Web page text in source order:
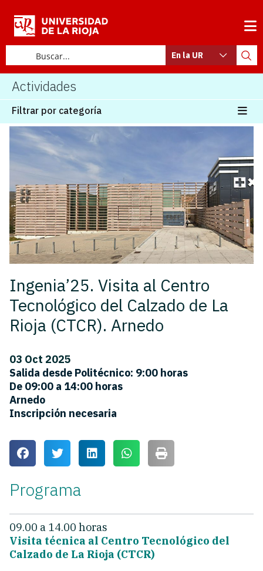
En la UR
Actividades
Filtrar por categoría
Ingenia’25. Visita al Centro
Tecnológico del Calzado de La
Rioja (CTCR). Arnedo
03 Oct 2025
Salida desde Politécnico: 9:00 horas
De 09:00 a 14:00 horas
Arnedo
Inscripción necesaria
Programa
09.00 a 14.00 horas
Visita técnica al Centro Tecnológico del
Calzado de La Rioja (CTCR)